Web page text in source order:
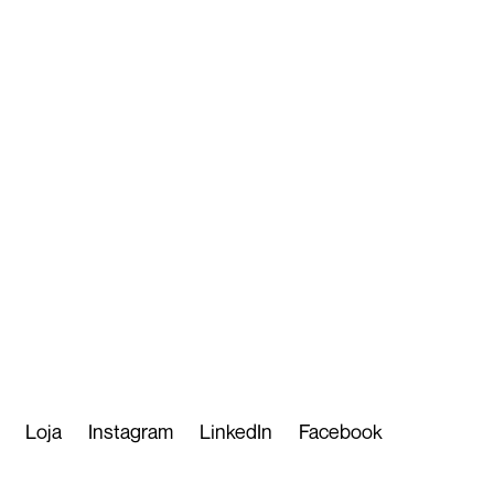
Loja Instagram LinkedIn Facebook